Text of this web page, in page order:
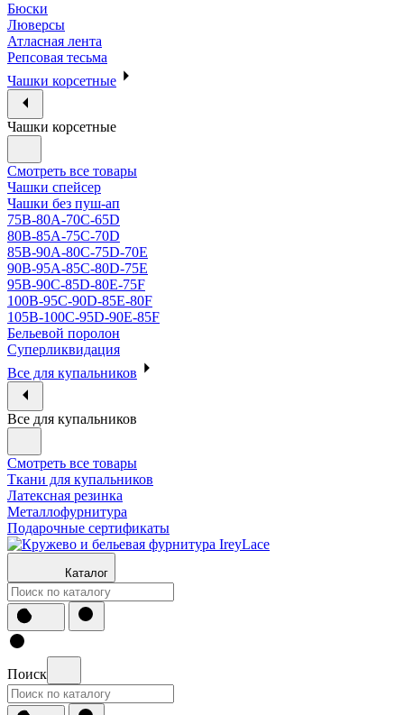
Бюски
Люверсы
Атласная лента
Репсовая тесьма
Чашки корсетные
Чашки корсетные
Смотреть все товары
Чашки спейсер
Чашки без пуш-ап
75В-80А-70С-65D
80В-85А-75С-70D
85В-90А-80С-75D-70E
90B-95A-85C-80D-75E
95B-90C-85D-80E-75F
100B-95C-90D-85E-80F
105B-100C-95D-90E-85F
Бельевой поролон
Суперликвидация
Все для купальников
Все для купальников
Смотреть все товары
Ткани для купальников
Латексная резинка
Металлофурнитура
Подарочные сертификаты
Каталог
Поиск